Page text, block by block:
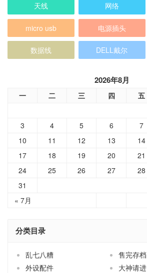
天线 网络
micro usb 电源插头
数据线 DELL戴尔
2026年8月
一 二 三 四 五
« 7月
3
4 5 6 7
10
11 12 13 14
17
18 19 20 21
24
25 26 27 28
31
分类目录
乱七八糟
售完存档
外设配件
大神请进